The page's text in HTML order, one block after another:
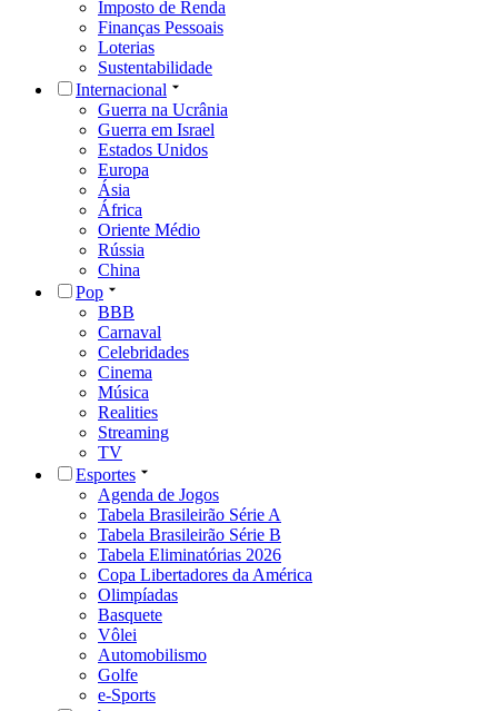
Imposto de Renda
Finanças Pessoais
Loterias
Sustentabilidade
Internacional
Guerra na Ucrânia
Guerra em Israel
Estados Unidos
Europa
Ásia
África
Oriente Médio
Rússia
China
Pop
BBB
Carnaval
Celebridades
Cinema
Música
Realities
Streaming
TV
Esportes
Agenda de Jogos
Tabela Brasileirão Série A
Tabela Brasileirão Série B
Tabela Eliminatórias 2026
Copa Libertadores da América
Olimpíadas
Basquete
Vôlei
Automobilismo
Golfe
e-Sports